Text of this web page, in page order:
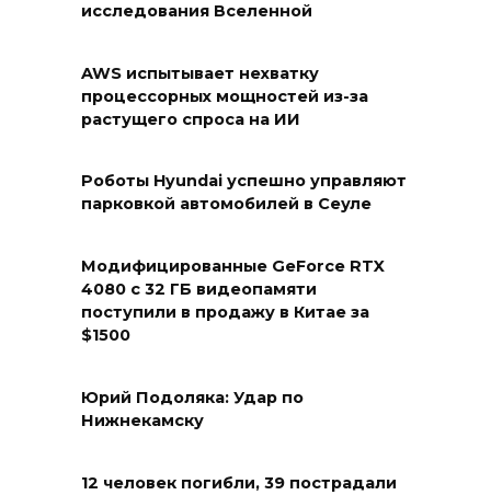
исследования Вселенной
AWS испытывает нехватку
процессорных мощностей из-за
растущего спроса на ИИ
Роботы Hyundai успешно управляют
парковкой автомобилей в Сеуле
Модифицированные GeForce RTX
4080 с 32 ГБ видеопамяти
поступили в продажу в Китае за
$1500
Юрий Подоляка: Удар по
Нижнекамску
12 человек погибли, 39 пострадали